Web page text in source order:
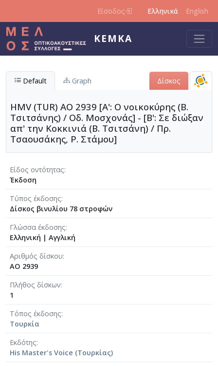
Είσοδος Ελληνικά English
ΚΕΜΚΑ
Default Graph Δίσκος
HMV (TUR) AO 2939 [Α': Ο νοικοκύρης (Β.
Τσιτσάνης) / Οδ. Μοσχονάς] - [Β': Σε διώξαν
απ' την Κοκκινιά (Β. Τσιτσάνη) / Πρ.
Τσαουσάκης, Ρ. Στάμου]
Είδος οντότητας
Έκδοση
Τύπος έκδοσης
Δίσκος βινυλίου 78 στροφών
Γλώσσα έκδοσης
Ελληνική | Αγγλική
Αριθμός δίσκου
AO 2939
Πλήθος δίσκων
1
Τόπος έκδοσης
Τουρκία
Εκδότης
His Master's Voice (Τουρκίας)